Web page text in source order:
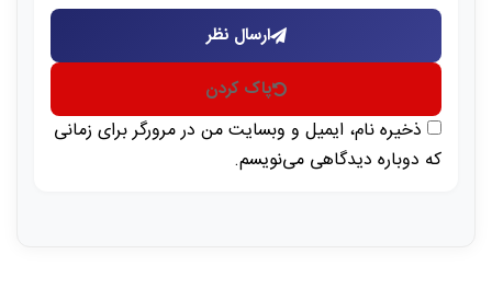
ارسال نظر
پاک کردن
ذخیره نام، ایمیل و وبسایت من در مرورگر برای زمانی
که دوباره دیدگاهی می‌نویسم.